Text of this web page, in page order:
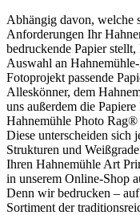
Abhängig davon, welche
Anforderungen Ihr
bedruckende Papier
Auswahl an
Fotoprojekt passende
Alleskönner, dem
uns außerdem die
Hahnemühle Photo
Diese unterscheiden sich
Strukturen und
Ihren Hahnemühle Art
in unserem Online-Shop
Denn wir bedrucken –
Sortiment der